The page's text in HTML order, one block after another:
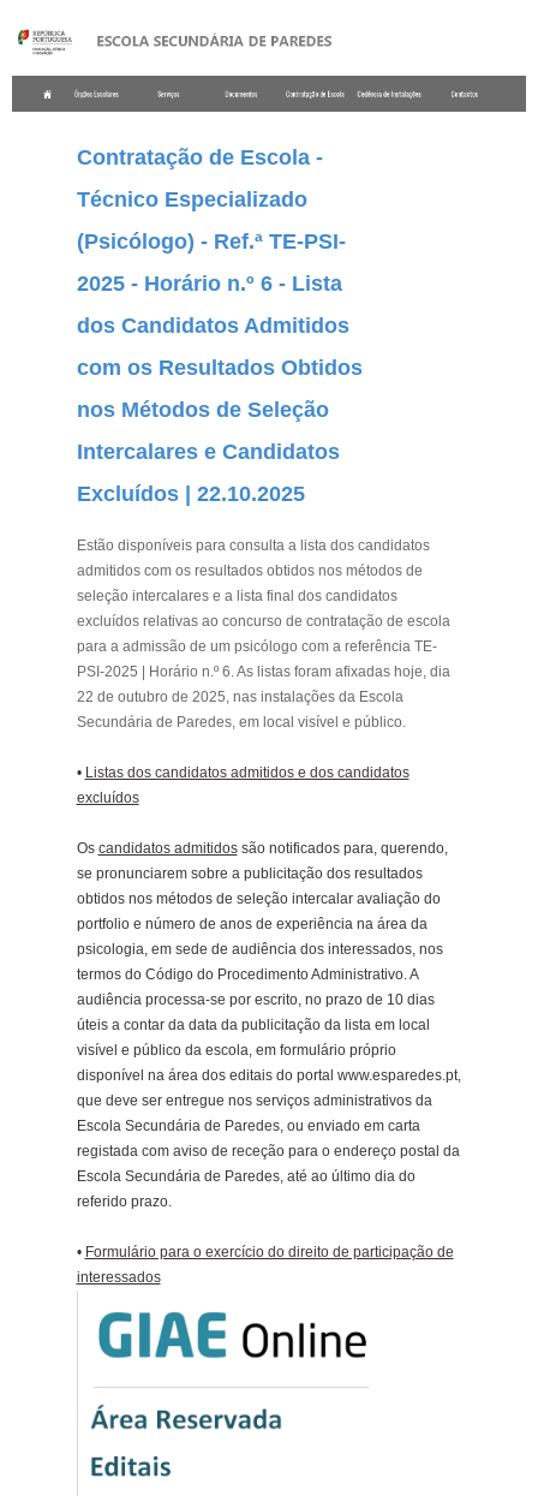
Contratação de Escola -
Técnico Especializado
(Psicólogo) - Ref.ª TE-PSI-
2025 - Horário n.º 6 - Lista
dos Candidatos Admitidos
com os Resultados Obtidos
nos Métodos de Seleção
Intercalares e Candidatos
Excluídos | 22.10.2025
Estão disponíveis para consulta a lista dos candidatos
admitidos com os resultados obtidos nos métodos de
seleção intercalares e a lista final dos candidatos
excluídos relativas ao concurso de contratação de escola
para a admissão de um psicólogo com a referência TE-
PSI-2025 | Horário n.º 6. As listas foram afixadas hoje, dia
22 de outubro de 2025, nas instalações da Escola
Secundária de Paredes, em local visível e público.
• Listas dos candidatos admitidos e dos candidatos
excluídos
Os candidatos admitidossão notificados para, querendo,
se pronunciarem sobre a publicitação dos resultados
obtidos nos métodos de seleção intercalar avaliação do
portfolio e número de anos de experiência na área da
psicologia, em sede de audiência dos interessados, nos
termos do Código do Procedimento Administrativo. A
audiência processa-se por escrito, no prazo de 10 dias
úteis a contar da data da publicitação da lista em local
visível e público da escola, em formulário próprio
disponível na área dos editais do portal www.esparedes.pt,
que deve ser entregue nos serviços administrativos da
Escola Secundária de Paredes, ou enviado em carta
registada com aviso de receção para o endereço postal da
Escola Secundária de Paredes, até ao último dia do
referido prazo.
• Formulário para o exercício do direito de participação de
interessados